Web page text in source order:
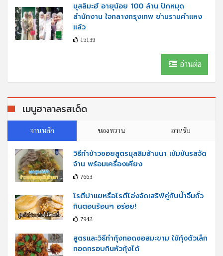
มุสลิมะฮ์ อายุน้อย 100 ล้าน ปักหมุด
สำนักงาน ใจกลางกรุงเทพ ย่านรามคำแหง
แล้ว
15139
อ่านต่อ
เมนูฮาลาลรสเด็ด
จานหลัก ของหวาน อาหรับ
วิธีทำข้าวซอยสูตรมุสลิมล้านนา เข้มข้นรสจัด
จ้าน พร้อมเครื่องเคียง
7663
โรตีปาแยหรือโรตีโอ่งจัดเสริฟ์คู่กับนํ้าจิ้มถั่ว
กินตอนร้อนๆ อร่อย!
7942
สูตรและวิธีทำกุ้งทอดซอสมะขาม ใช้กุ้งตัวเล็ก
ทอดกรอบกินหัวกุ้งได้